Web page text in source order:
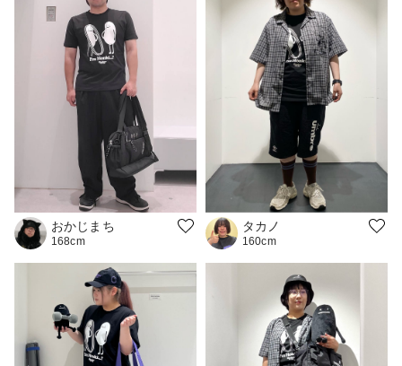
おかじまち
168cm
タカノ
160cm